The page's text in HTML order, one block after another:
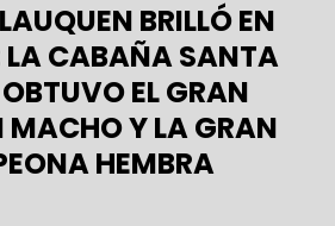
BRILLÓ EN
LA CABAÑA SANTA
EL GRAN
MACHO Y LA GRAN
HEMBRA